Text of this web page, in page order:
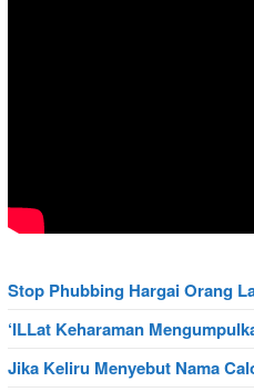
Stop Phubbing Hargai Orang
‘ILLat Keharaman
Jika Keliru Menyebut Nama